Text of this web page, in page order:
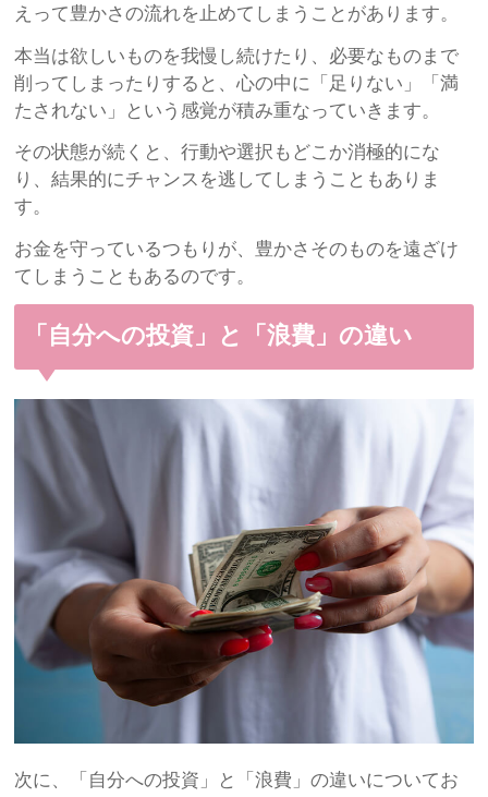
えって豊かさの流れを止めてしまうことがあります。
本当は欲しいものを我慢し続けたり、必要なものまで
削ってしまったりすると、心の中に「足りない」「満
たされない」という感覚が積み重なっていきます。
その状態が続くと、行動や選択もどこか消極的にな
り、結果的にチャンスを逃してしまうこともありま
す。
お金を守っているつもりが、豊かさそのものを遠ざけ
てしまうこともあるのです。
「自分への投資」と「浪費」の違い
次に、「自分への投資」と「浪費」の違いについてお